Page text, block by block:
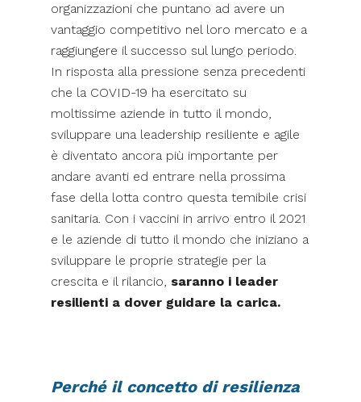
organizzazioni che puntano ad avere un
vantaggio competitivo nel loro mercato e a
raggiungere il successo sul lungo periodo.
In risposta alla pressione senza precedenti
che la COVID-19 ha esercitato su
moltissime aziende in tutto il mondo,
sviluppare una leadership resiliente e agile
è diventato ancora più importante per
andare avanti ed entrare nella prossima
fase della lotta contro questa temibile crisi
sanitaria. Con i vaccini in arrivo entro il 2021
e le aziende di tutto il mondo che iniziano a
sviluppare le proprie strategie per la
crescita e il rilancio, saranno i leader
resilienti a dover guidare la carica.
Perché il concetto di resilienza